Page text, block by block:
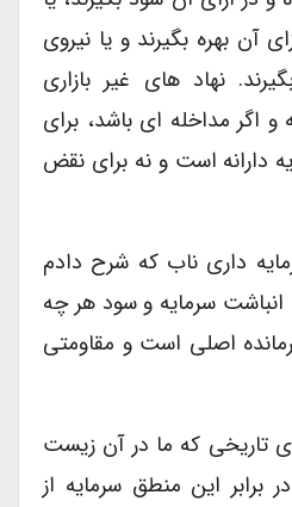
آن بهره بگیرند و یا نیروی
نهاد های غیر بازاری
اگر مداخله ای باشد، برای
دارانه است و نه برای نقض
داری ناب که شرح دادم
سرمایه و سود هر چه
اصلی است و مقاومتی
تاریخی که ما در آن زیست
این منطق سرمایه از